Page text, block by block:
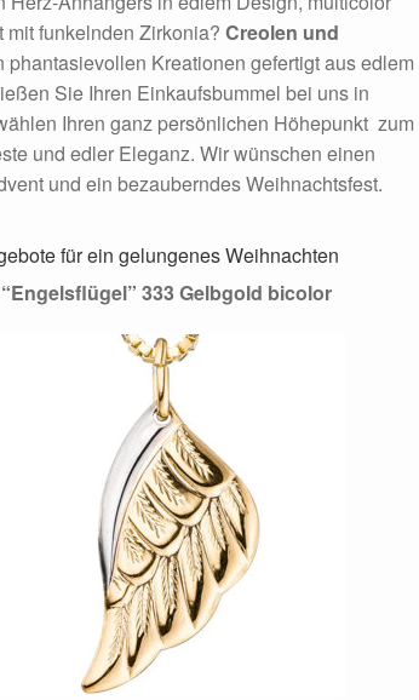
mit funkelnden Zirkonia?Creolen und
phantasievollen Kreationen gefertigt aus edlem
Sie Ihren Einkaufsbummel bei uns in
Ihren ganz persönlichen Höhepunkt zum
und edler Eleganz. Wir wünschen einen
und ein bezauberndes Weihnachtsfest.
für ein gelungenes Weihnachten
333 Gelbgold bicolor